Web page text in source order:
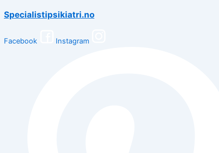
Specialistipsikiatri.no
Facebook Instagram